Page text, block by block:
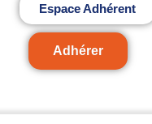
Espace Adhérent
Adhérer